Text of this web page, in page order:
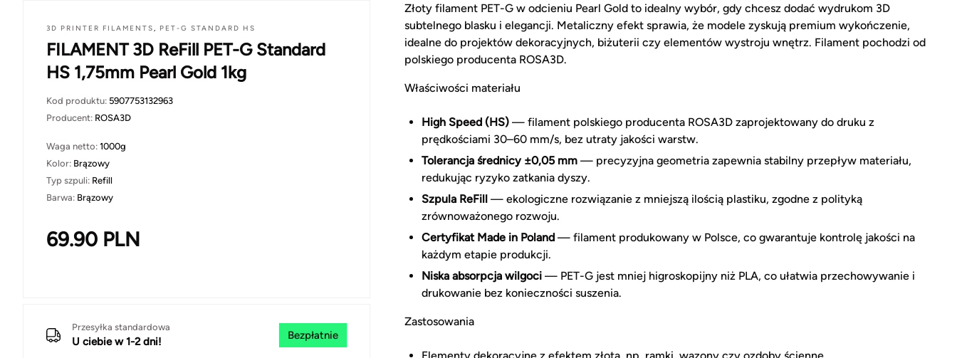
3D PRINTER FILAMENTS, PET-G STANDARD HS
FILAMENT 3D ReFill PET-G Standard
HS 1,75mm Pearl Gold 1kg
Kod produktu: 5907753132963
Producent: ROSA3D
Waga netto: 1000g
Kolor: Brązowy
Typ szpuli: Refill
Barwa: Brązowy
69.90 PLN
Przesyłka standardowa
U ciebie w 1-2 dni!
Bezpłatnie
Złoty filament PET-G w odcieniu Pearl Gold to idealny wybór, gdy chcesz dodać wydrukom 3D
subtelnego blasku i elegancji. Metaliczny efekt sprawia, że modele zyskują premium wykończenie,
idealne do projektów dekoracyjnych, biżuterii czy elementów wystroju wnętrz. Filament pochodzi od
polskiego producenta ROSA3D.
Właściwości materiału
High Speed (HS) — filament polskiego producenta ROSA3D zaprojektowany do druku z
prędkościami 30–60 mm/s, bez utraty jakości warstw.
Tolerancja średnicy ±0,05 mm — precyzyjna geometria zapewnia stabilny przepływ materiału,
redukując ryzyko zatkania dyszy.
Szpula ReFill — ekologiczne rozwiązanie z mniejszą ilością plastiku, zgodne z polityką
zrównoważonego rozwoju.
Certyfikat Made in Poland — filament produkowany w Polsce, co gwarantuje kontrolę jakości na
każdym etapie produkcji.
Niska absorpcja wilgoci — PET-G jest mniej higroskopijny niż PLA, co ułatwia przechowywanie i
drukowanie bez konieczności suszenia.
Zastosowania